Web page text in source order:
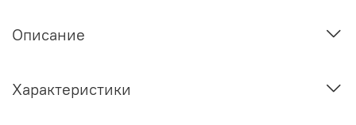
Описание
Характеристики